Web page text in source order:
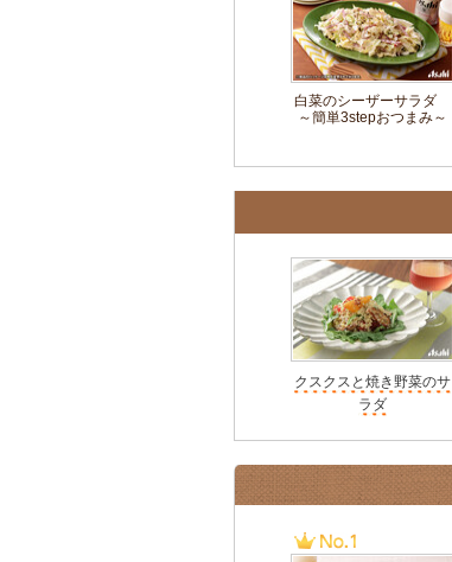
白菜のシーザーサラダ
～簡単3stepおつまみ～
クスクスと焼き野菜のサ
ラダ